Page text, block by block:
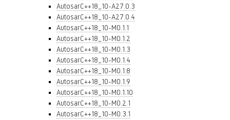
AutosarC++18_10-A27.0.3
AutosarC++18_10-A27.0.4
AutosarC++18_10-M0.1.1
AutosarC++18_10-M0.1.2
AutosarC++18_10-M0.1.3
AutosarC++18_10-M0.1.4
AutosarC++18_10-M0.1.8
AutosarC++18_10-M0.1.9
AutosarC++18_10-M0.1.10
AutosarC++18_10-M0.2.1
AutosarC++18_10-M0.3.1